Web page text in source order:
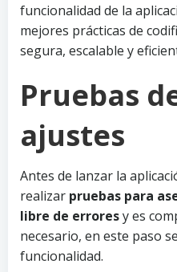
funcionalidad de la
mejores prácticas de
segura, escalable y
Pruebas
ajustes
Antes de lanzar la
realizar pruebas para
libre de erroresy es
necesario, en este paso
funcionalidad.